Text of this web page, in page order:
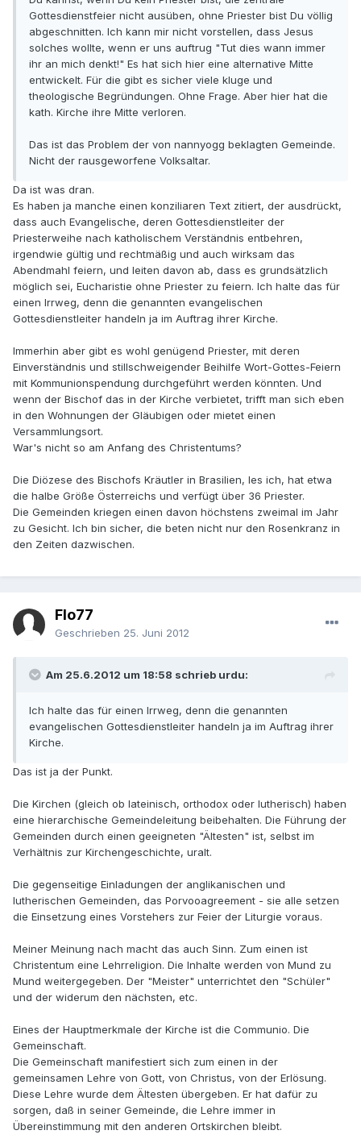
Gottesdienstfeier nicht ausüben, ohne Priester bist Du völlig
abgeschnitten. Ich kann mir nicht vorstellen, dass Jesus
solches wollte, wenn er uns auftrug "Tut dies wann immer
ihr an mich denkt!" Es hat sich hier eine alternative Mitte
entwickelt. Für die gibt es sicher viele kluge und
theologische Begründungen. Ohne Frage. Aber hier hat die
kath. Kirche ihre Mitte verloren.
Das ist das Problem der von nannyogg beklagten Gemeinde.
Nicht der rausgeworfene Volksaltar.
Da ist was dran.
Es haben ja manche einen konziliaren Text zitiert, der ausdrückt,
dass auch Evangelische, deren Gottesdienstleiter der
Priesterweihe nach katholischem Verständnis entbehren,
irgendwie gültig und rechtmäßig und auch wirksam das
Abendmahl feiern, und leiten davon ab, dass es grundsätzlich
möglich sei, Eucharistie ohne Priester zu feiern. Ich halte das für
einen Irrweg, denn die genannten evangelischen
Gottesdienstleiter handeln ja im Auftrag ihrer Kirche.
Immerhin aber gibt es wohl genügend Priester, mit deren
Einverständnis und stillschweigender Beihilfe Wort-Gottes-Feiern
mit Kommunionspendung durchgeführt werden könnten. Und
wenn der Bischof das in der Kirche verbietet, trifft man sich eben
in den Wohnungen der Gläubigen oder mietet einen
Versammlungsort.
War's nicht so am Anfang des Christentums?
Die Diözese des Bischofs Kräutler in Brasilien, les ich, hat etwa
die halbe Größe Österreichs und verfügt über 36 Priester.
Die Gemeinden kriegen einen davon höchstens zweimal im Jahr
zu Gesicht. Ich bin sicher, die beten nicht nur den Rosenkranz in
den Zeiten dazwischen.
Flo77
Geschrieben 25. Juni 2012
Am 25.6.2012 um 18:58 schrieb urdu:
Ich halte das für einen Irrweg, denn die genannten
evangelischen Gottesdienstleiter handeln ja im Auftrag ihrer
Kirche.
Das ist ja der Punkt.
Die Kirchen (gleich ob lateinisch, orthodox oder lutherisch) haben
eine hierarchische Gemeindeleitung beibehalten. Die Führung der
Gemeinden durch einen geeigneten "Ältesten" ist, selbst im
Verhältnis zur Kirchengeschichte, uralt.
Die gegenseitige Einladungen der anglikanischen und
lutherischen Gemeinden, das Porvooagreement - sie alle setzen
die Einsetzung eines Vorstehers zur Feier der Liturgie voraus.
Meiner Meinung nach macht das auch Sinn. Zum einen ist
Christentum eine Lehrreligion. Die Inhalte werden von Mund zu
Mund weitergegeben. Der "Meister" unterrichtet den "Schüler"
und der widerum den nächsten, etc.
Eines der Hauptmerkmale der Kirche ist die Communio. Die
Gemeinschaft.
Die Gemeinschaft manifestiert sich zum einen in der
gemeinsamen Lehre von Gott, von Christus, von der Erlösung.
Diese Lehre wurde dem Ältesten übergeben. Er hat dafür zu
sorgen, daß in seiner Gemeinde, die Lehre immer in
Übereinstimmung mit den anderen Ortskirchen bleibt.